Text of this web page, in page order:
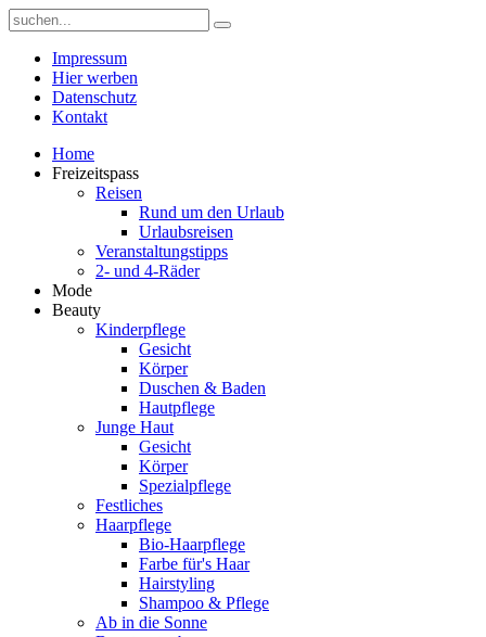
Impressum
Hier werben
Datenschutz
Kontakt
Home
Freizeitspass
Reisen
Rund um den Urlaub
Urlaubsreisen
Veranstaltungstipps
2- und 4-Räder
Mode
Beauty
Kinderpflege
Gesicht
Körper
Duschen & Baden
Hautpflege
Junge Haut
Gesicht
Körper
Spezialpflege
Festliches
Haarpflege
Bio-Haarpflege
Farbe für's Haar
Hairstyling
Shampoo & Pflege
Ab in die Sonne